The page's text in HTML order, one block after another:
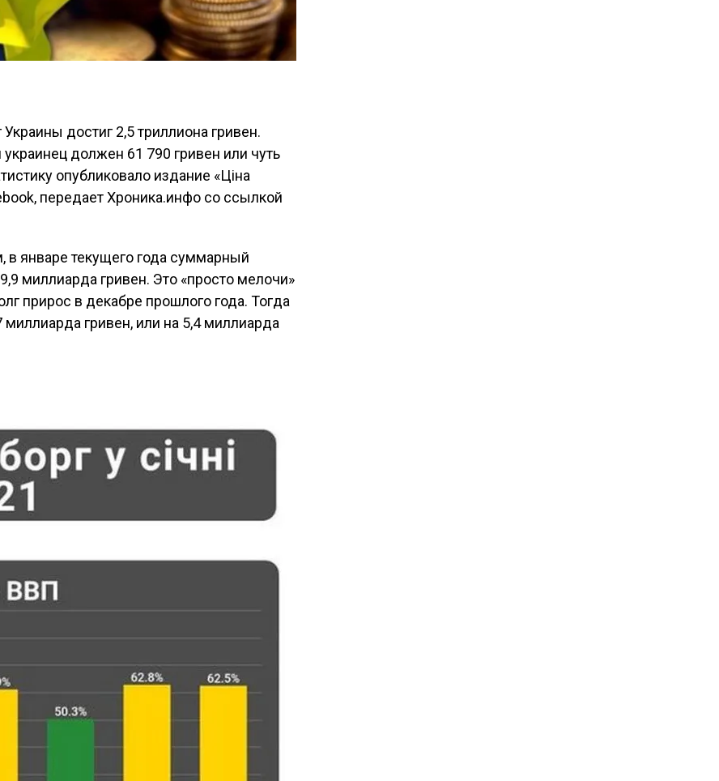
достиг 2,5 триллиона гривен.
должен 61 790 гривен или чуть
опубликовало издание «Ціна
передает Хроника.инфо со ссылкой
январе текущего года суммарный
миллиарда гривен. Это «просто мелочи»
прирос в декабре прошлого года. Тогда
миллиарда гривен, или на 5,4 миллиарда